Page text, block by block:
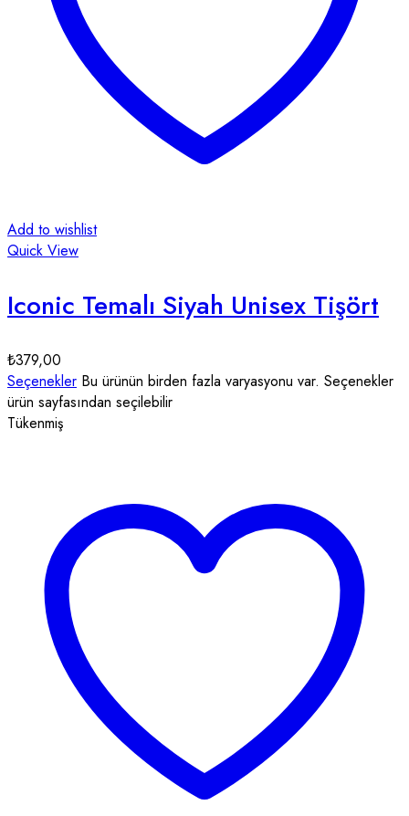
Add to wishlist
Quick View
Iconic Temalı Siyah Unisex Tişört
₺379,00
Seçenekler Bu ürünün birden fazla varyasyonu var. Seçenekler
ürün sayfasından seçilebilir
Tükenmiş